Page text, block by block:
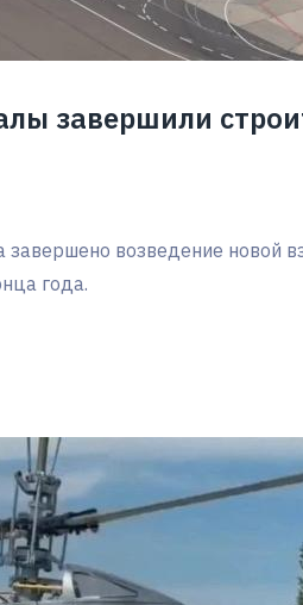
завершили
возведение новой
года.